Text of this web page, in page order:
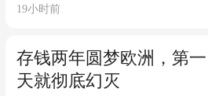
19小时前
存钱两年圆梦欧洲，第一
天就彻底幻灭